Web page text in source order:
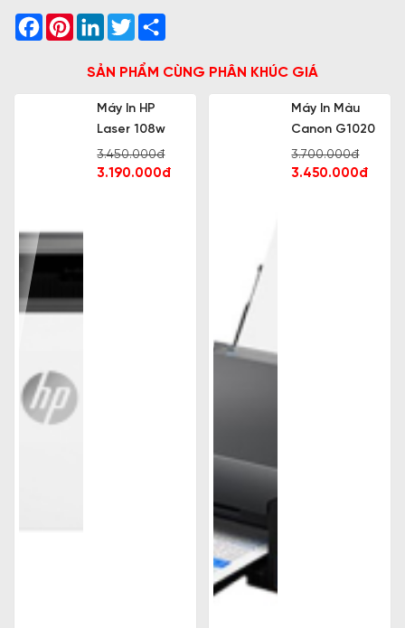
Facebook
PinterestLinkedInTwitter
SẢN PHẨM CÙNG PHÂN KHÚC GIÁ
Máy In HP
Laser 108w
3.450.000đ
3.190.000đ
Máy In Màu
Canon G1020
3.700.000đ
3.450.000đ